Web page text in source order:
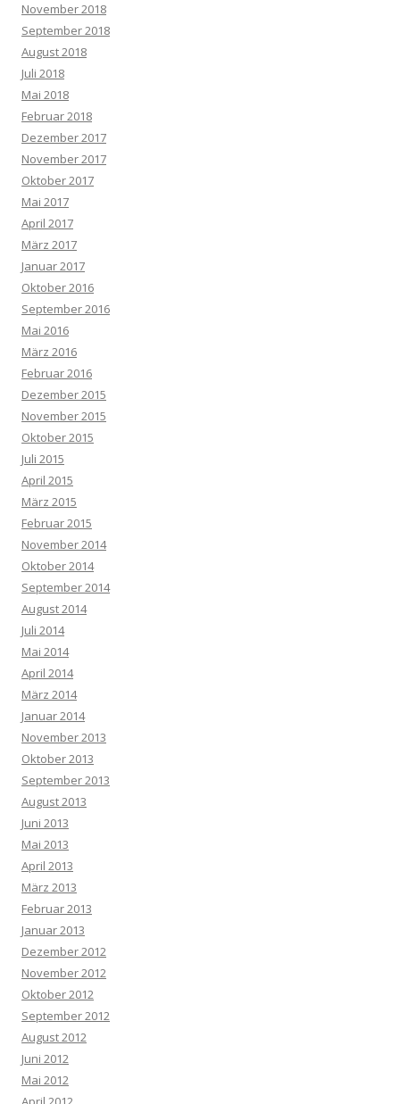
November 2018
September 2018
August 2018
Juli 2018
Mai 2018
Februar 2018
Dezember 2017
November 2017
Oktober 2017
Mai 2017
April 2017
März 2017
Januar 2017
Oktober 2016
September 2016
Mai 2016
März 2016
Februar 2016
Dezember 2015
November 2015
Oktober 2015
Juli 2015
April 2015
März 2015
Februar 2015
November 2014
Oktober 2014
September 2014
August 2014
Juli 2014
Mai 2014
April 2014
März 2014
Januar 2014
November 2013
Oktober 2013
September 2013
August 2013
Juni 2013
Mai 2013
April 2013
März 2013
Februar 2013
Januar 2013
Dezember 2012
November 2012
Oktober 2012
September 2012
August 2012
Juni 2012
Mai 2012